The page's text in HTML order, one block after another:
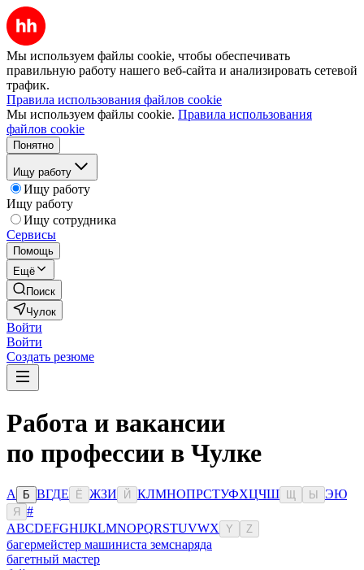
Мы используем файлы cookie, чтобы обеспечивать
правильную работу нашего веб-сайта и анализировать сетевой
трафик.
Правила использования файлов cookie
Мы используем файлы cookie. Правила использования
файлов cookie
Понятно
Ищу работу
Ищу работу
Ищу работу
Ищу сотрудника
Сервисы
Помощь
Ещё
Поиск
Чулок
Войти
Войти
Создать резюме
Работа и вакансии
по профессии в Чулке
А Б ВГДЕ Ё ЖЗИ Й КЛМНОПРСТУФХЦЧШ Ы ЭЮ
Я
#
ABCDEFGHIJKLMNOPQRSTUVWX Y Z
багермейстер машиниста земснаряда
багетный мастер